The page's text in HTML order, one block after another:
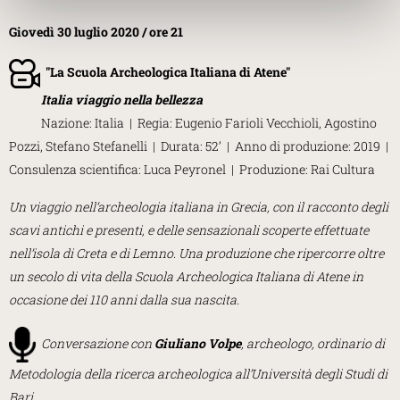
Giovedì 30 luglio 2020 / ore 21
"La Scuola Archeologica Italiana di Atene"
Italia viaggio nella bellezza
Nazione: Italia | Regia: Eugenio Farioli Vecchioli, Agostino
Pozzi, Stefano Stefanelli | Durata: 52’ | Anno di produzione: 2019 |
Consulenza scientifica: Luca Peyronel | Produzione: Rai Cultura
Un viaggio nell’archeologia italiana in Grecia, con il racconto degli
scavi antichi e presenti, e delle sensazionali scoperte effettuate
nell’isola di Creta e di Lemno. Una produzione che ripercorre oltre
un secolo di vita della Scuola Archeologica Italiana di Atene in
occasione dei 110 anni dalla sua nascita.
Conversazione con Giuliano Volpe, archeologo, ordinario di
Metodologia della ricerca archeologica all’Università degli Studi di